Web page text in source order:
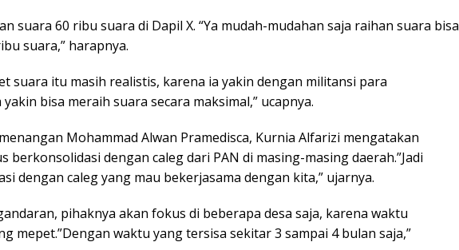
suara 60 ribu suara di Dapil X. “Ya mudah-mudahan saja raihan suara bisa
suara,” harapnya.
suara itu masih realistis, karena ia yakin dengan militansi para
yakin bisa meraih suara secara maksimal,” ucapnya.
Mohammad Alwan Pramedisca, Kurnia Alfarizi mengatakan
berkonsolidasi dengan caleg dari PAN di masing-masing daerah.”Jadi
dengan caleg yang mau bekerjasama dengan kita,” ujarnya.
pihaknya akan fokus di beberapa desa saja, karena waktu
mepet.”Dengan waktu yang tersisa sekitar 3 sampai 4 bulan saja,”